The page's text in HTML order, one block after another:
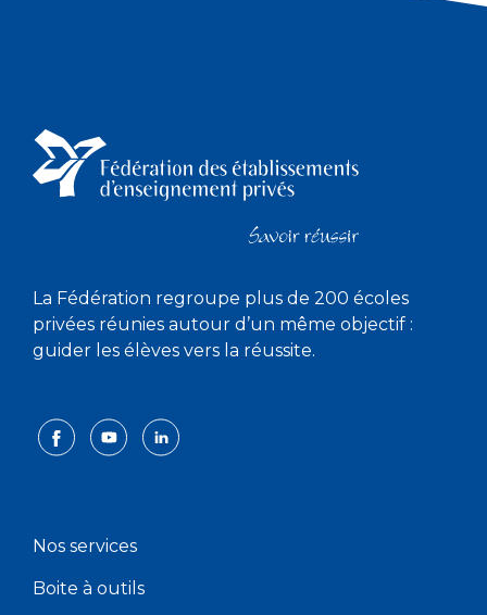
La Fédération regroupe plus de 200 écoles
privées réunies autour d’un même objectif :
guider les élèves vers la réussite.
Nos services
Boite à outils